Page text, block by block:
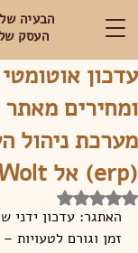
הבעיה
העסק
עדכון
ומחירים
מערכת ניהול
(erp) אל Wolt
דירוג של NaN מתוך 5 כוכבים
האתגר: עדכון ידני
זמן וגורם לטעויות